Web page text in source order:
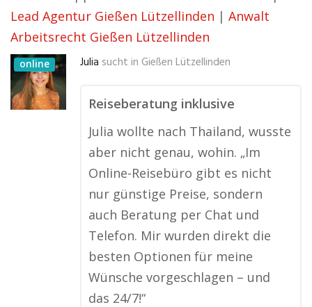
Lead Agentur Gießen Lützellinden | Anwalt
Arbeitsrecht Gießen Lützellinden
online Julia sucht in Gießen Lützellinden
Reiseberatung inklusive
Julia wollte nach Thailand, wusste
aber nicht genau, wohin. „Im
Online-Reisebüro gibt es nicht
nur günstige Preise, sondern
auch Beratung per Chat und
Telefon. Mir wurden direkt die
besten Optionen für meine
Wünsche vorgeschlagen – und
das 24/7!“